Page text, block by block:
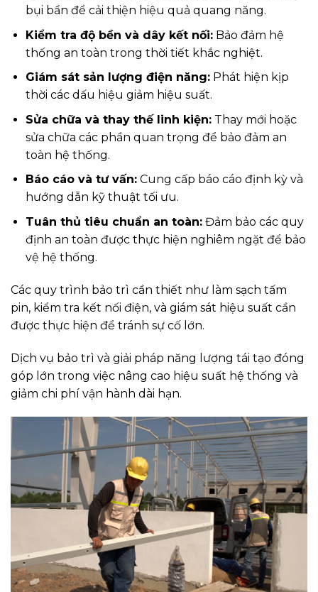
bụi bẩn để cải thiện hiệu quả quang năng.
Kiểm tra độ bền và dây kết nối:Bảo đảm hệ
thống an toàn trong thời tiết khắc nghiệt.
Giám sát sản lượng điện năng:Phát hiện kịp
thời các dấu hiệu giảm hiệu suất.
Sửa chữa và thay thế linh kiện:Thay mới hoặc
sửa chữa các phần quan trọng để bảo đảm an
toàn hệ thống.
Báo cáo và tư vấn:Cung cấp báo cáo định kỳ và
hướng dẫn kỹ thuật tối ưu.
Tuân thủ tiêu chuẩn an toàn:Đảm bảo các quy
định an toàn được thực hiện nghiêm ngặt để bảo
vệ hệ thống.
Các quy trình bảo trì cần thiết như làm sạch tấm
pin, kiểm tra kết nối điện, và giám sát hiệu suất cần
được thực hiện để tránh sự cố lớn.
Dịch vụ bảo trì và giải pháp năng lượng tái tạo đóng
góp lớn trong việc nâng cao hiệu suất hệ thống và
giảm chi phí vận hành dài hạn.